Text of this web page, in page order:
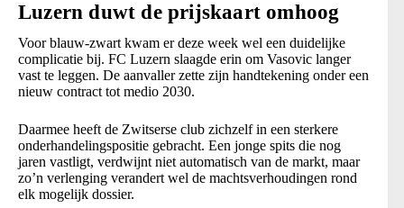
Luzern duwt de prijskaart omhoog
Voor blauw-zwart kwam er deze week wel een duidelijke
complicatie bij. FC Luzern slaagde erin om Vasovic langer
vast te leggen. De aanvaller zette zijn handtekening onder een
nieuw contract tot medio 2030.
Daarmee heeft de Zwitserse club zichzelf in een sterkere
onderhandelingspositie gebracht. Een jonge spits die nog
jaren vastligt, verdwijnt niet automatisch van de markt, maar
zo’n verlenging verandert wel de machtsverhoudingen rond
elk mogelijk dossier.